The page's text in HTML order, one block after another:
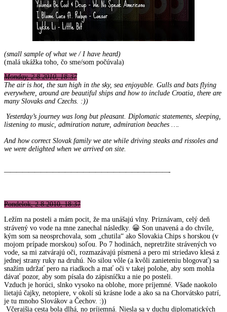
(small sample of what we / I have heard)
(malá ukážka toho, čo sme/som počúvala)
Monday, 2.8.2010, 18:37
The air is hot, the sun high in the sky, sea enjoyable. Gulls and bats flying
everywhere, around are beautiful ships and how to include Croatia, there are
many Slovaks and Czechs. :))
Yesterday’s journey was long but pleasant. Diplomatic statements, sleeping,
listening to music, admiration nature, admiration beaches ….
And how correct Slovak family we ate while driving steaks and rissoles and
we were delighted when we arrived on site.
———————————————————————————-
Pondelok, 2.8.2010, 18:37
Ležím na posteli a mám pocit, že ma unášajú vlny. Priznávam, celý deň
strávený vo vode na mne zanechal následky. 😀 Son unavená a do chvíle,
kým som sa neosprchovala, som „chutila“ ako Slovakia Chips s horskou (v
mojom prípade morskou) soľou. Po 7 hodinách, nepretržite strávených vo
vode, sa mi zatvárajú oči, rozmazávajú písmená a pero mi striedavo klesá z
jednej strany ruky na druhú. No silou vôle (a kvôli zanieteniu blogovať) sa
snažím udržať pero na riadkoch a mať oči v takej polohe, aby som mohla
dávať pozor, aby som písala do zápisníčku a nie po posteli.
Vzduch je horúci, slnko vysoko na oblohe, more príjemné. Všade naokolo
lietajú čajky, netopiere, v okolí sú krásne lode a ako sa na Chorvátsko patrí,
je tu mnoho Slovákov a Čechov. :))
Včerajšia cesta bola dlhá, no príjemná. Niesla sa v duchu diplomatických